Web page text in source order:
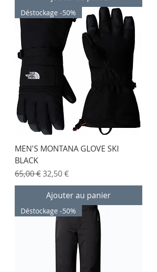
Déstockage -50%
MEN'S MONTANA GLOVE SKI
BLACK
Prix original
65,00 €Prix promotionnel
32,50 €
Ajouter au panier
Déstockage -50%